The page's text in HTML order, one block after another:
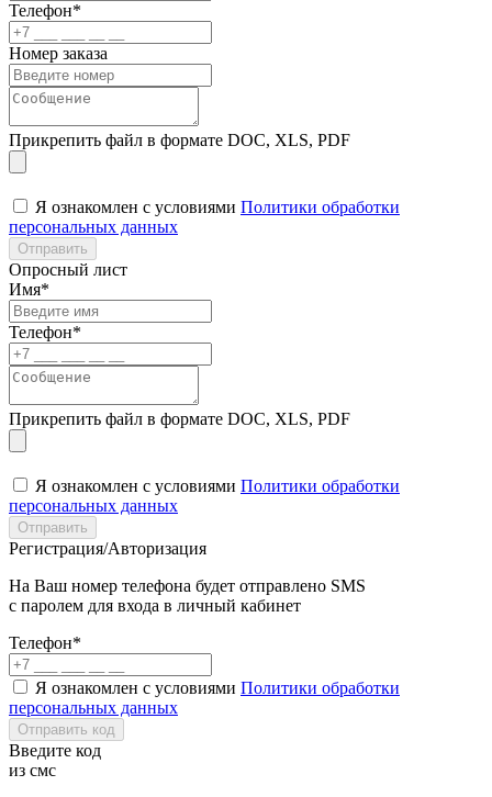
Телефон*
Номер заказа
Прикрепить файл в формате DOC, XLS, PDF
Я ознакомлен с условиями Политики обработки
персональных данных
Отправить
Опросный лист
Имя*
Телефон*
Прикрепить файл в формате DOC, XLS, PDF
Я ознакомлен с условиями Политики обработки
персональных данных
Отправить
Регистрация/Авторизация
На Ваш номер телефона будет отправлено SMS
с паролем для входа в личный кабинет
Телефон*
Я ознакомлен с условиями Политики обработки
персональных данных
Отправить код
Введите код
из смс